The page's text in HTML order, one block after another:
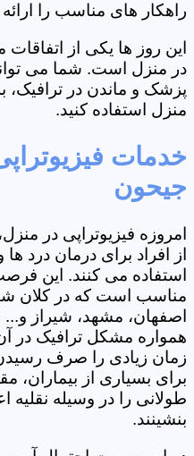
راهکار های مناسب را
این روز ها یکی از اتفاقات
در منزل است. شما می
پزشک و ماندن در ترافیک،
منزل استفاده کنید.
خدمات
جیحون
امروزه فیزیوتراپی در
از افراد برای درمان درد
استفاده می کنند. این
مناسب است که در کلان
اصفهان، مشهد، شیراز
همواره مشکل ترافیک در آن
زمان زیادی را صرف
برای بسیاری از
طولانی را در وسیله
بنشینند.